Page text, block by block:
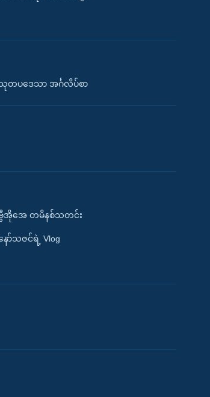
တပဒေသာ အင်္ဂလိပ်စာ
အိုအေ တမိနစ်သတင်း
ော်သဇင်ရဲ့ Vlog